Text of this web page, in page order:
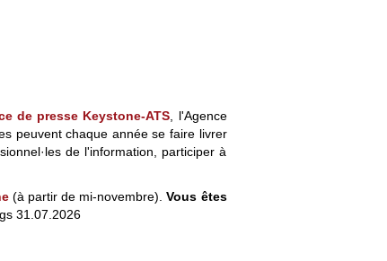
de presse Keystone-ATS, l'Agence
peuvent chaque année se faire livrer
de l'information, participer à
(à partir de mi-novembre).Vous êtes
31.07.2026